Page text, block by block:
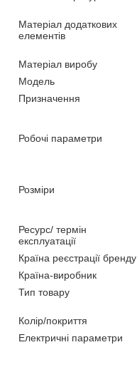
Матеріал додаткових
елементів
Матеріал виробу
Мoдель
Призначення
Робочі параметри
Розміри
Ресурс/ термін
експлуатації
Країна реєстрації бренду
Країна-виробник
Тип товару
Колір/покриття
Електричні параметри